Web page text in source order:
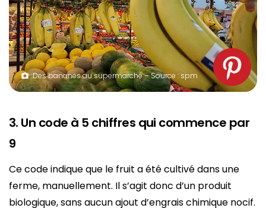
Des bananes au supermarché – Source : spm
3. Un code à 5 chiffres qui commence par
9
Ce code indique que le fruit a été cultivé dans une
ferme, manuellement. Il s’agit donc d’un produit
biologique, sans aucun ajout d’engrais chimique nocif.